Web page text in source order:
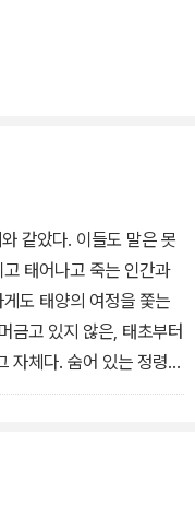
원소 하나에서 꼬리에
들은 순수하고 환상적인
같았다. 이들도 말은 못
태어나고 죽는 인간과
도 태양의 여정을 쫓는
금고 있지 않은, 태초부터
자체다. 숨어 있는 정령을
새였다. 변덕스런 니켈